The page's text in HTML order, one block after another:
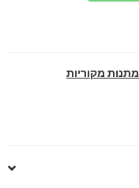
מתנות מקוריות